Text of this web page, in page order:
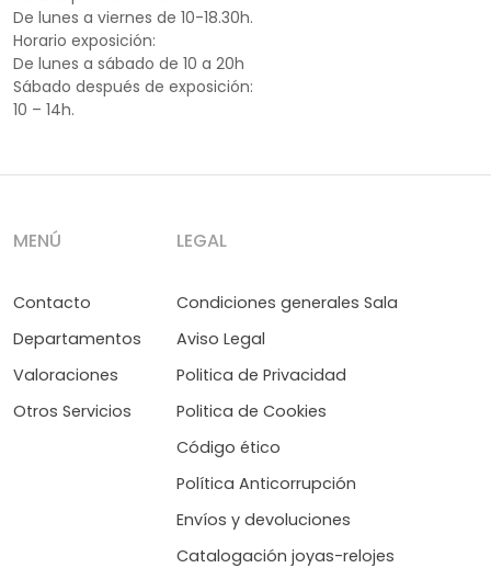
De lunes a viernes de 10-18.30h.
Horario exposición:
De lunes a sábado de 10 a 20h
Sábado después de exposición:
10 – 14h.
MENÚ
Contacto
Departamentos
Valoraciones
Otros Servicios
LEGAL
Condiciones generales Sala
Aviso Legal
Politica de Privacidad
Politica de Cookies
Código ético
Política Anticorrupción
Envíos y devoluciones
Catalogación joyas-relojes